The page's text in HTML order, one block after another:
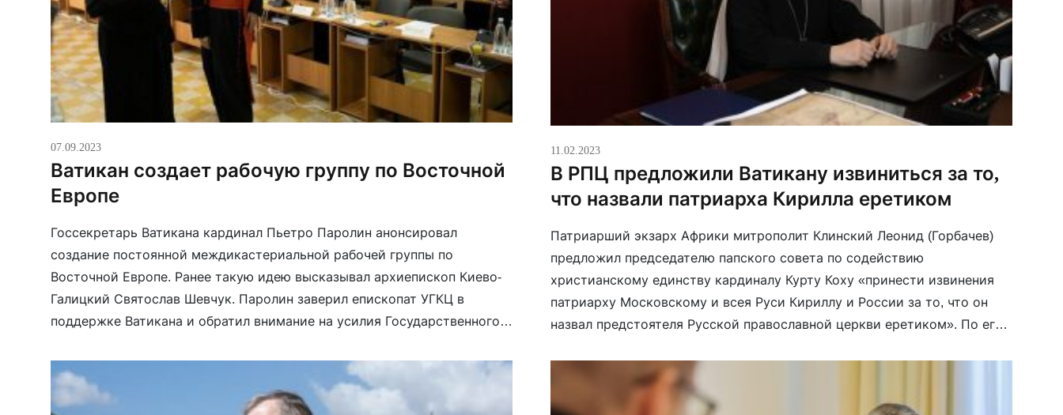
07.09.2023
Ватикан создает рабочую группу по Восточной
Европе
Госсекретарь Ватикана кардинал Пьетро Паролин анонсировал
создание постоянной междикастериальной рабочей группы по
Восточной Европе. Ранее такую идею высказывал архиепископ Киево-
Галицкий Святослав Шевчук. Паролин заверил епископат УГКЦ в
поддержке Ватикана и обратил внимание на усилия Государственного
обмене пленными, возвращении украинских детей из России,
соглашении об экспорте пшеницы и […]
11.02.2023
В РПЦ предложили Ватикану извиниться за то,
что назвали патриарха Кирилла еретиком
Патриарший экзарх Африки митрополит Клинский Леонид (Горбачев)
предложил председателю папского совета по содействию
христианскому единству кардиналу Курту Коху «принести извинения
патриарху Московскому и всея Руси Кириллу и России за то, что он
назвал предстоятеля Русской православной церкви еретиком». По его
выстраивание внутренней и внешней политики, это […]